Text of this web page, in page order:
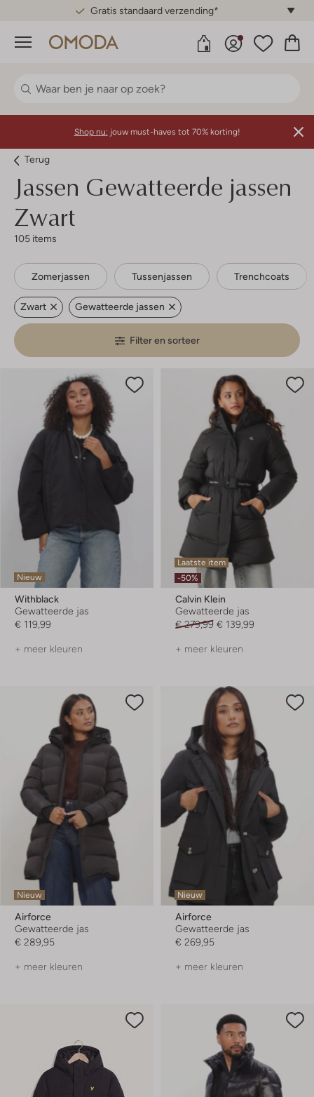
Gratis standaard verzending*
Menu
Shop nu: jouw must-haves tot 70% korting!
Terug
Jassen Gewatteerde jassen
Zwart
105 items
Zomerjassen Tussenjassen Trenchcoats
Zwart Gewatteerde jassen
Filter en sorteer
Nieuw
Withblack
Gewatteerde jas
€ 119,99
+ meer kleuren
Laatste item
-50%
Calvin Klein
Gewatteerde jas
€ 279,99 € 139,99
+ meer kleuren
Nieuw
Airforce
Gewatteerde jas
€ 289,95
+ meer kleuren
Nieuw
Airforce
Gewatteerde jas
€ 269,95
+ meer kleuren